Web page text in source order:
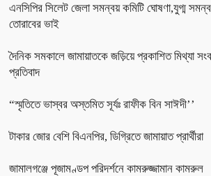
এনসিপির সিলেট জেলা সমন্বয় কমিটি ঘোষণা,যুগ্ম
তোরাবের ভাই
দৈনিক সমকালে জামায়াতকে জড়িয়ে প্রকাশিত মিথ্যা
প্রতিবাদ
“স্মৃতিতে ভাস্বর অস্তমিত সূর্যঃ রাফীক বিন সাঈদী’’
টাকার জোর বেশি বিএনপির, ডিগ্রিতে জামায়াত প্রার্থীরা
জামালগঞ্জে পূজামণ্ডপ পরিদর্শনে কামরুজ্জামান কামরুল